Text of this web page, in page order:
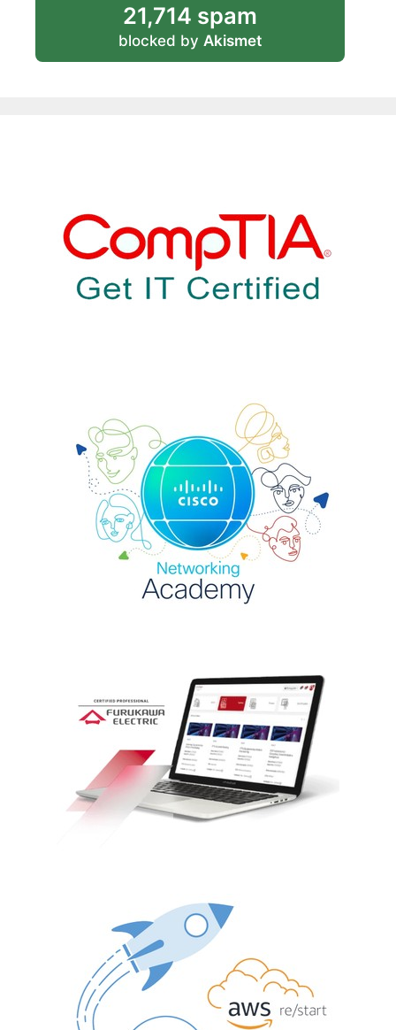
21,714 spam
blocked by Akismet